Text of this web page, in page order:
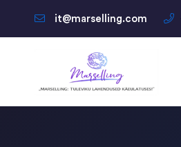
it@marselling.com